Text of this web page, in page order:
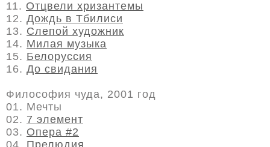
11. Отцвели хризантемы
12. Дождь в Тбилиси
13. Слепой художник
14. Милая музыка
15. Белоруссия
16. До свидания
Философия чуда, 2001 год
01. Мечты
02. 7 элемент
03. Опера #2
04. Прелюдия